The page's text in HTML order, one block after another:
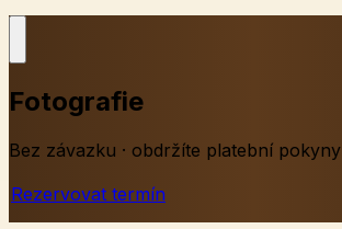
Fotografie
Bez závazku · obdržíte platební pokyny
Rezervovat termín